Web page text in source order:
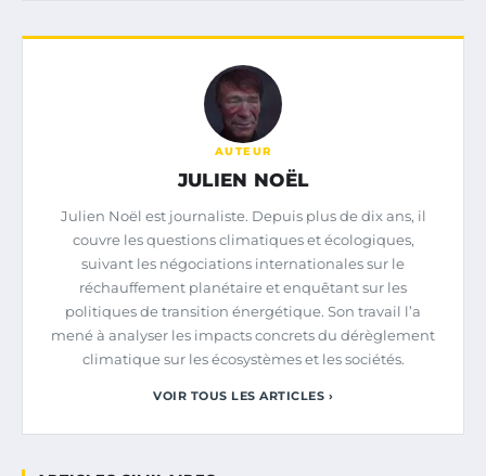
AUTEUR
JULIEN NOËL
Julien Noël est journaliste. Depuis plus de dix ans, il
couvre les questions climatiques et écologiques,
suivant les négociations internationales sur le
réchauffement planétaire et enquêtant sur les
politiques de transition énergétique. Son travail l’a
mené à analyser les impacts concrets du dérèglement
climatique sur les écosystèmes et les sociétés.
VOIR TOUS LES ARTICLES ›